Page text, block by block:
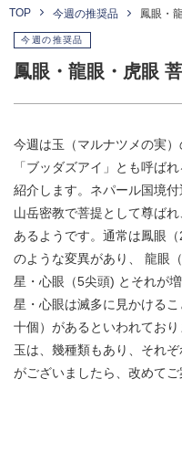
TOP 今週の推奨品 鳳眼・
今週の推奨品
鳳眼・龍眼・虎眼
今週は玉（マルナツメの実
「ブッダズアイ」とも呼ば
紹介します。ネパール国境
山岳密教で菩提として尊ば
あるようです。通常は鳳眼
のような変異があり、 龍眼
星・心眼（5尖頭) とそれが
星・心眼は滅多に見かける
十個）があるといわれてお
玉は、幾種類もあり、それ
がございましたら、改めてご